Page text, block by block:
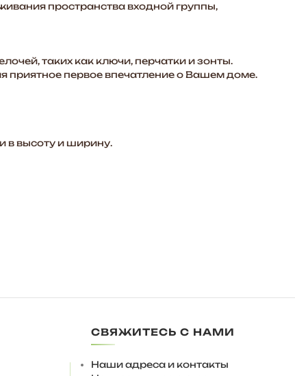
пространства входной группы,
таких как ключи, перчатки и зонты.
приятное первое впечатление о Вашем доме.
в высоту и ширину.
СВЯЖИТЕСЬ С НАМИ
Наши адреса и контакты